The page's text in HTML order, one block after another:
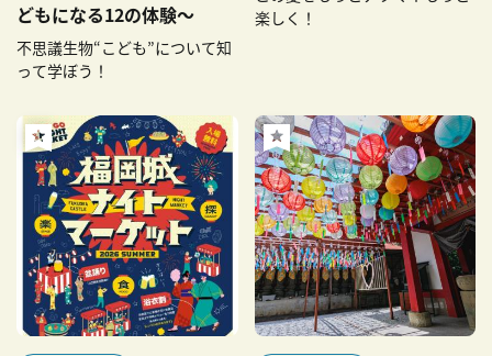
るため、WEB予約による入場
制限を行います。
どもになる12の体験～
不思議生物“こども”について知
って学ぼう！
楽しく！